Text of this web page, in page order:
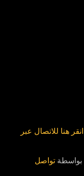
انقر هنا للاتصال عبر
تواصل